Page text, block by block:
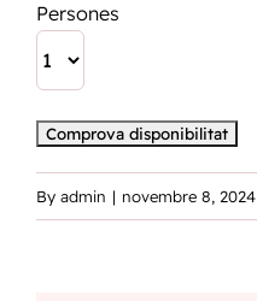
Persones
By admin | novembre 8, 2024